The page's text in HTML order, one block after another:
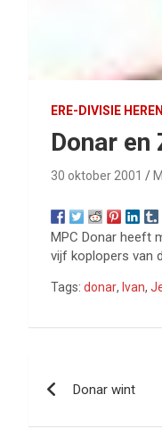
ERE-DIVISIE HEREN
Donar
30 oktober 2001
MPC Donar heeft
vijf koplopers van
Tags: donar, Ivan,
navigatie
Donar wint